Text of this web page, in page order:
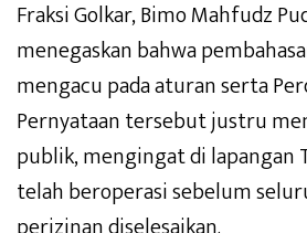
Fraksi Golkar, Bimo Mahfudz
menegaskan bahwa
mengacu pada aturan serta
Pernyataan tersebut justru
publik, mengingat di lapangan
telah beroperasi sebelum